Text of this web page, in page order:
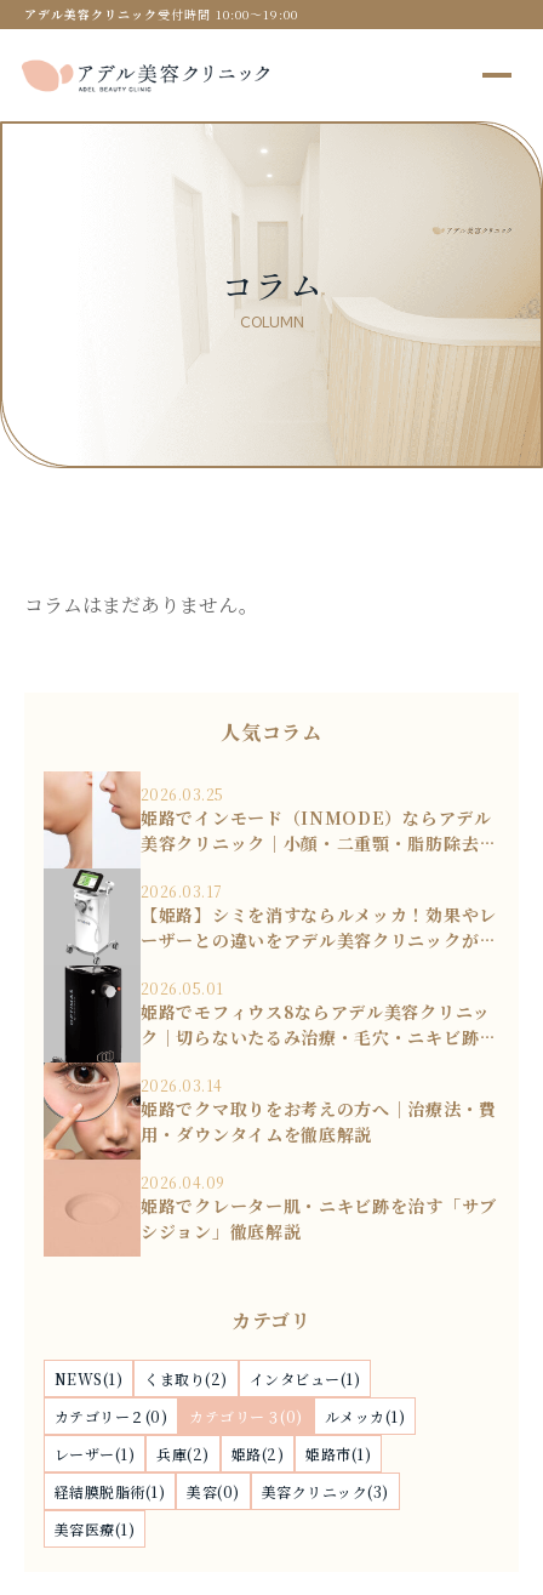
アデル美容クリニック受付時間 10:00〜19:00
コラム
COLUMN
コラムはまだありません。
人気コラム
2026.03.25
姫路でインモード（INMODE）ならアデル
美容クリニック｜小顔・二重顎・脂肪除去を
2026.03.17
【姫路】シミを消すならルメッカ！効果やレ
ーザーとの違いをアデル美容クリニックが解
2026.05.01
姫路でモフィウス8ならアデル美容クリニッ
ク｜切らないたるみ治療・毛穴・ニキビ跡を
2026.03.14
姫路でクマ取りをお考えの方へ｜治療法・費
用・ダウンタイムを徹底解説
2026.04.09
姫路でクレーター肌・ニキビ跡を治す「サブ
シジョン」徹底解説
カテゴリ
NEWS(1) くま取り(2)
インタビュー(1)
カテゴリー２(0)
カテゴリー３(0)
ルメッカ(1)
レーザー(1)
兵庫(2) 姫路(2)
姫路市(1)
経結膜脱脂術(1)
美容(0)
美容クリニック(3)
美容医療(1)